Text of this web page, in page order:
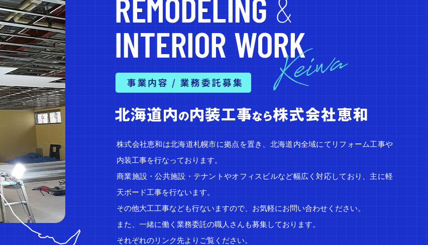
株式会社恵和は北海道札幌市に拠点を置き、北海道内全域にてリフォーム工事や
内装工事を行なっております。
商業施設・公共施設・テナントやオフィスビルなど幅広く対応しており、主に軽
天ボード工事を行ないます。
その他大工工事なども行ないますので、お気軽にお問い合わせください。
また、一緒に働く業務委託の職人さんも募集しております。
それぞれのリンク先よりご覧ください。